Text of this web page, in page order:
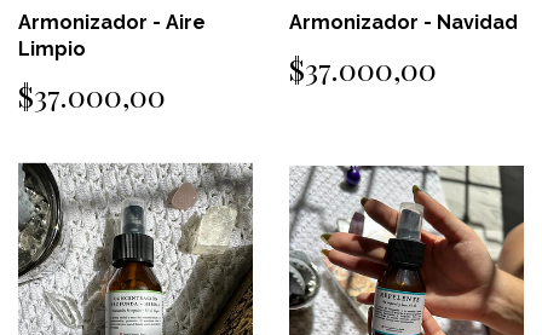
Armonizador - Aire
Limpio
$37.000,00
Armonizador - Navidad
$37.000,00